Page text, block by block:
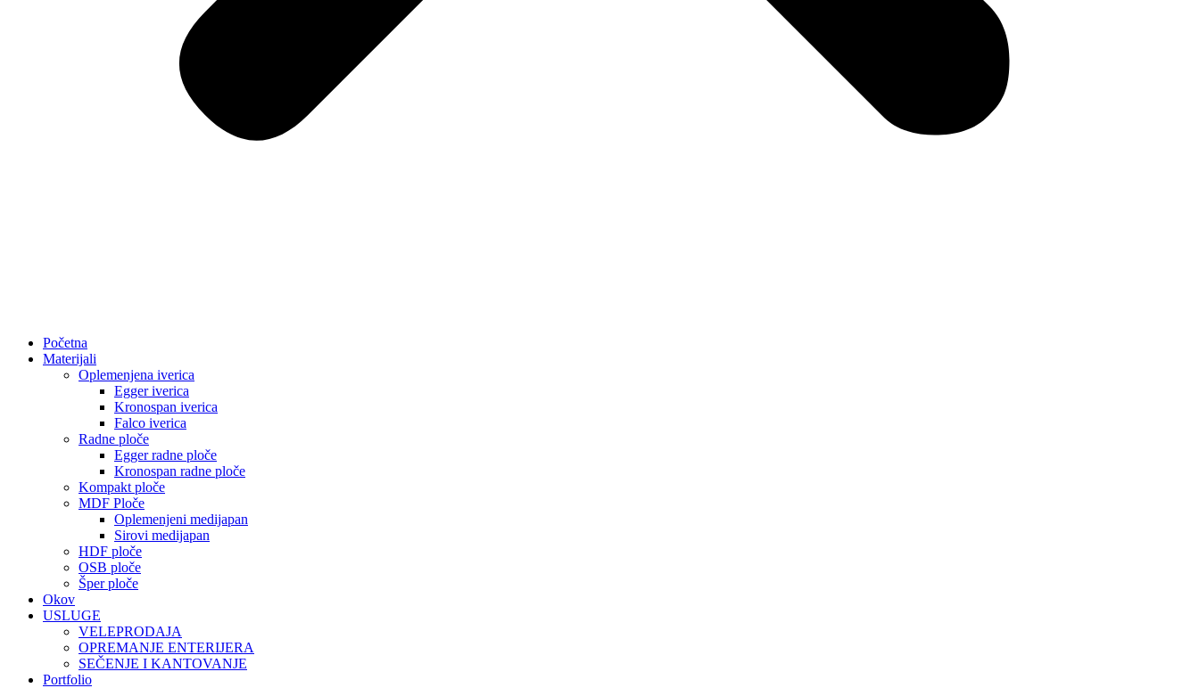
Početna
Materijali
Oplemenjena iverica
Egger iverica
Kronospan iverica
Falco iverica
Radne ploče
Egger radne ploče
Kronospan radne ploče
Kompakt ploče
MDF Ploče
Oplemenjeni medijapan
Sirovi medijapan
HDF ploče
OSB ploče
Šper ploče
Okov
USLUGE
VELEPRODAJA
OPREMANJE ENTERIJERA
SEČENJE I KANTOVANJE
Portfolio